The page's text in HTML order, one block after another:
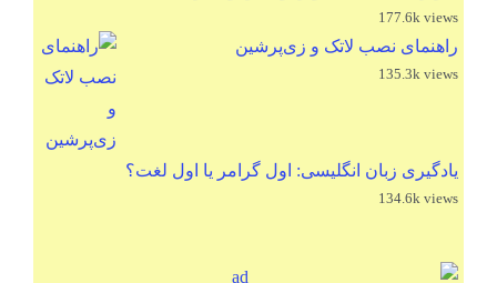
177.6k views
راهنمای نصب لاتک و زی‌پرشین
135.3k views
یادگیری زبان انگلیسی: اول گرامر یا اول لغت؟
134.6k views